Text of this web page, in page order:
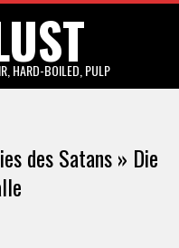
HARD-BOILED, PULP
des Satans » Die